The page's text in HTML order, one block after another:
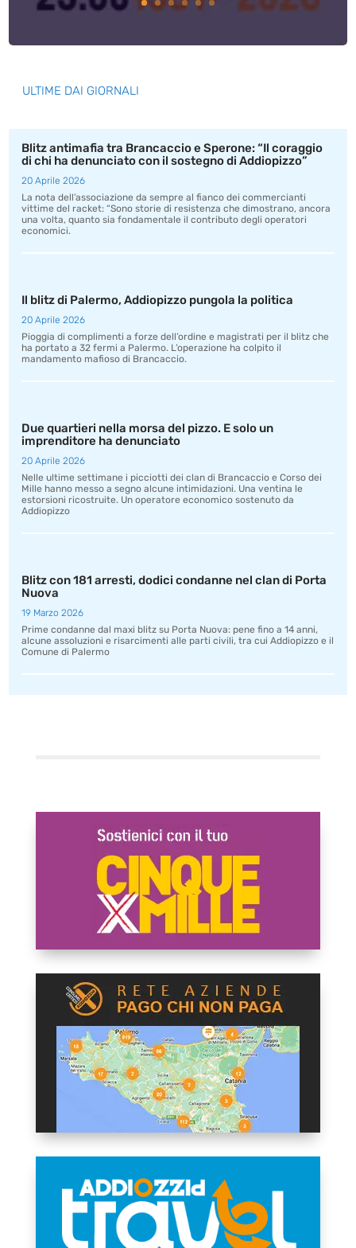
ULTIME DAI GIORNALI
Blitz antimafia tra Brancaccio e Sperone: “Il coraggio
di chi ha denunciato con il sostegno di Addiopizzo”
20 Aprile 2026
La nota dell’associazione da sempre al fianco dei commercianti
vittime del racket: “Sono storie di resistenza che dimostrano, ancora
una volta, quanto sia fondamentale il contributo degli operatori
economici.
Il blitz di Palermo, Addiopizzo pungola la politica
20 Aprile 2026
Pioggia di complimenti a forze dell’ordine e magistrati per il blitz che
ha portato a 32 fermi a Palermo. L’operazione ha colpito il
mandamento mafioso di Brancaccio.
Due quartieri nella morsa del pizzo. E solo un
imprenditore ha denunciato
20 Aprile 2026
Nelle ultime settimane i picciotti dei clan di Brancaccio e Corso dei
Mille hanno messo a segno alcune intimidazioni. Una ventina le
estorsioni ricostruite. Un operatore economico sostenuto da
Addiopizzo
Blitz con 181 arresti, dodici condanne nel clan di Porta
Nuova
19 Marzo 2026
Prime condanne dal maxi blitz su Porta Nuova: pene fino a 14 anni,
alcune assoluzioni e risarcimenti alle parti civili, tra cui Addiopizzo e il
Comune di Palermo